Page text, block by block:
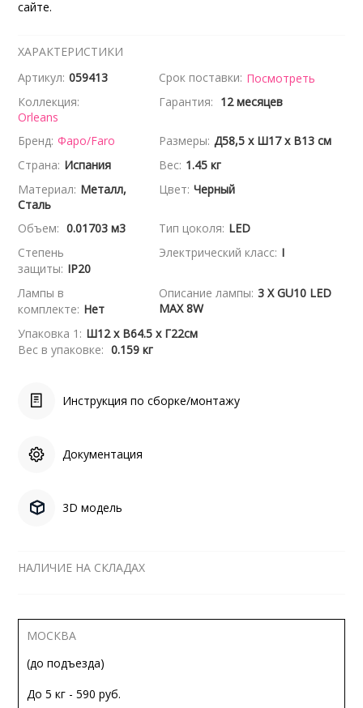
сайте.
ХАРАКТЕРИСТИКИ
Артикул: 059413 Срок поставки: Посмотреть
Коллекция:
Orleans
Гарантия: 12 месяцев
Бренд: Фаро/Faro Размеры: Д58,5 x Ш17 x В13 см
Страна: Испания Вес: 1.45 кг
Материал: Металл,
Сталь
Цвет: Черный
Объем: 0.01703 м3 Тип цоколя: LED
Степень
защиты: IP20
Электрический класс: I
Лампы в
комплекте: Нет
Описание лампы: 3 X GU10 LED
MAX 8W
Упаковка 1: Ш12 x В64.5 x Г22см
Вес в упаковке: 0.159 кг
Инструкция по сборке/монтажу
Документация
3D модель
НАЛИЧИЕ НА СКЛАДАХ
МОСКВА
(до подъезда)
До 5 кг - 590 руб.